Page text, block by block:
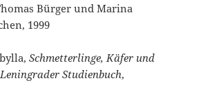
Bürger und Marina
1999
Schmetterlinge, Käfer und
Studienbuch,